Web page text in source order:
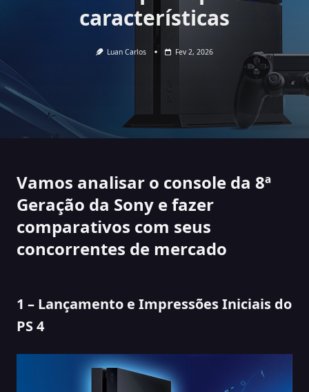
características
Luan Carlos Fev 2, 2026
Vamos analisar o console da 8ª
Geração da Sony e fazer
comparativos com seus
concorrentes de mercado
1 – Lançamento e Impressões Iniciais do
PS 4